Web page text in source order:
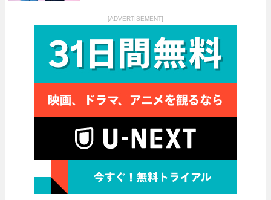
[ADVERTISEMENT]